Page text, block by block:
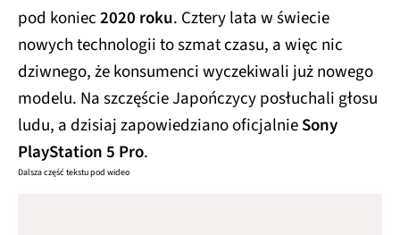
pod koniec2020 roku. Cztery lata w świecie
nowych technologii to szmat czasu, a więc nic
dziwnego, że konsumenci wyczekiwali już nowego
modelu. Na szczęście Japończycy posłuchali głosu
ludu, a dzisiaj zapowiedziano oficjalnieSony
PlayStation 5 Pro.
Dalsza część tekstu pod wideo